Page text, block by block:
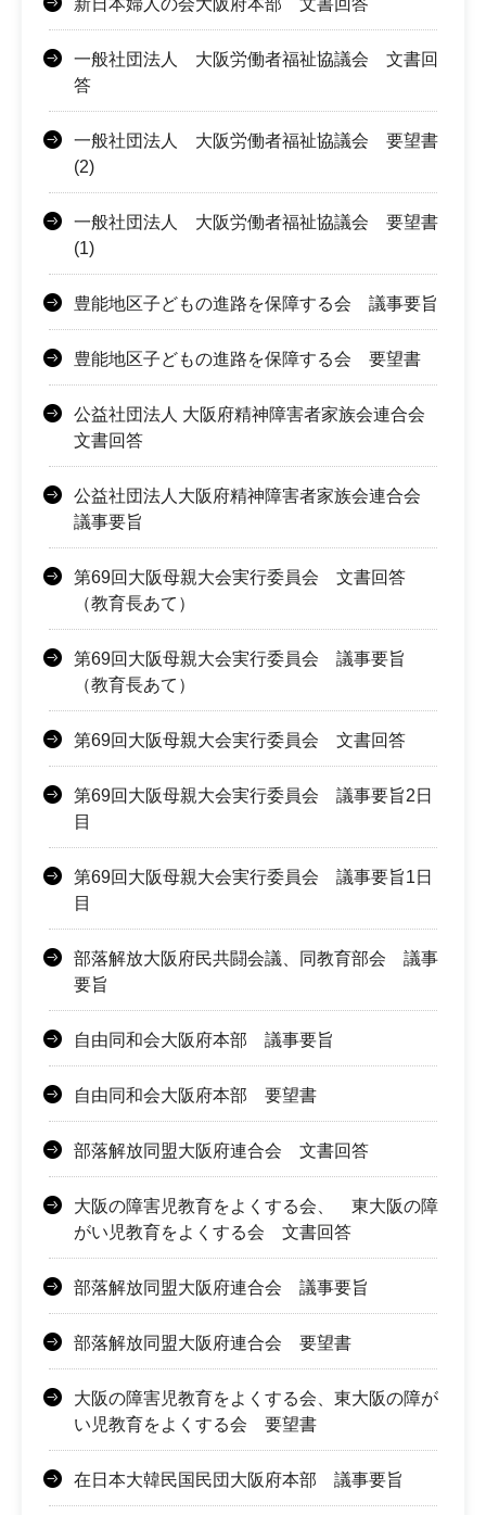
一般社団法人 大阪労働者福祉協議会 文書回
答
一般社団法人 大阪労働者福祉協議会 要望書
(2)
一般社団法人 大阪労働者福祉協議会 要望書
(1)
豊能地区子どもの進路を保障する会 議事要旨
豊能地区子どもの進路を保障する会 要望書
公益社団法人 大阪府精神障害者家族会連合会
文書回答
公益社団法人大阪府精神障害者家族会連合会
議事要旨
第69回大阪母親大会実行委員会 文書回答
（教育長あて）
第69回大阪母親大会実行委員会 議事要旨
（教育長あて）
第69回大阪母親大会実行委員会 文書回答
第69回大阪母親大会実行委員会 議事要旨2日
目
第69回大阪母親大会実行委員会 議事要旨1日
目
部落解放大阪府民共闘会議、同教育部会 議事
要旨
自由同和会大阪府本部 議事要旨
自由同和会大阪府本部 要望書
部落解放同盟大阪府連合会 文書回答
大阪の障害児教育をよくする会、 東大阪の障
がい児教育をよくする会 文書回答
部落解放同盟大阪府連合会 議事要旨
部落解放同盟大阪府連合会 要望書
大阪の障害児教育をよくする会、東大阪の障が
い児教育をよくする会 要望書
在日本大韓民国民団大阪府本部 議事要旨